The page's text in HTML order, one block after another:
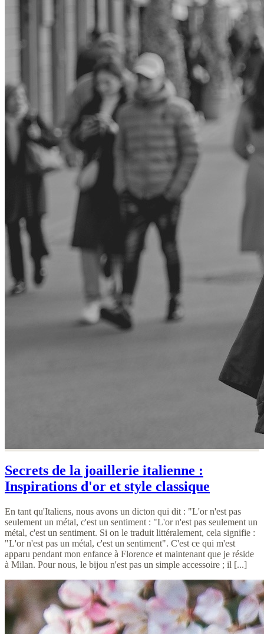
Secrets de la joaillerie italienne :
Inspirations d'or et style classique
En tant qu'Italiens, nous avons un dicton qui dit : "L'or n'est pas
seulement un métal, c'est un sentiment : "L'or n'est pas seulement un
métal, c'est un sentiment. Si on le traduit littéralement, cela signifie :
"L'or n'est pas un métal, c'est un sentiment". C'est ce qui m'est
apparu pendant mon enfance à Florence et maintenant que je réside
à Milan. Pour nous, le bijou n'est pas un simple accessoire ; il [...]